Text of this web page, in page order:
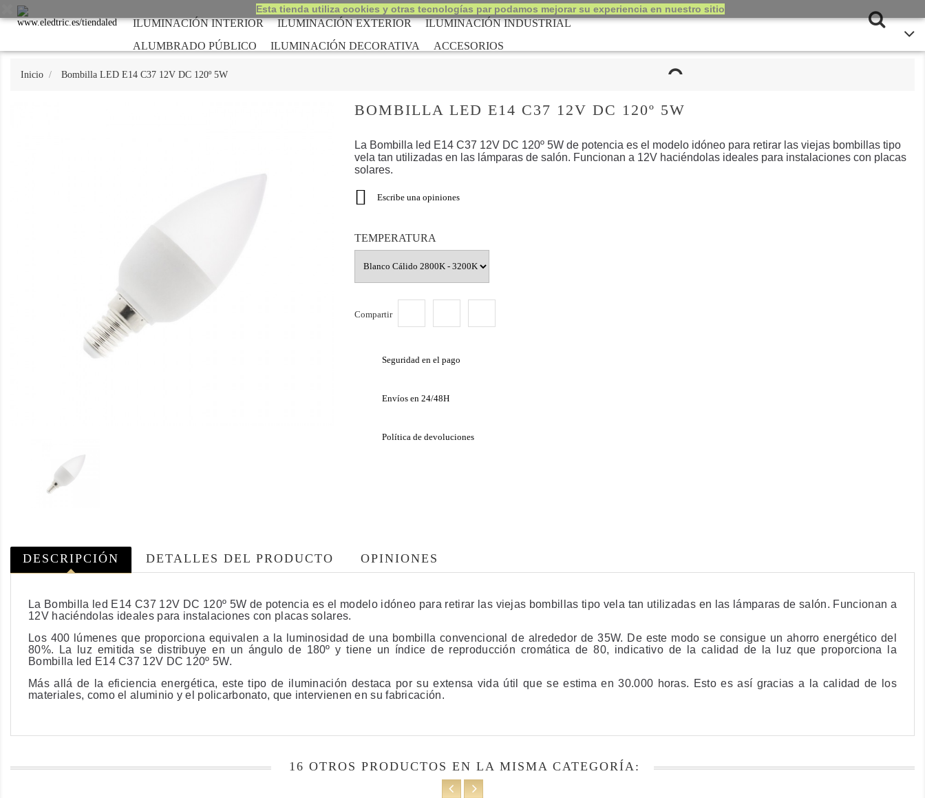
ILUMINACIÓN INTERIOR ILUMINACIÓN EXTERIOR
ILUMINACIÓN INDUSTRIAL
ALUMBRADO PÚBLICO
ILUMINACIÓN DECORATIVA ACCESORIOS
Inicio Bombilla LED E14 C37 12V DC 120º 5W
BOMBILLA LED E14 C37 12V DC 120º 5W
La Bombilla led E14 C37 12V DC 120º 5W de potencia es el modelo idóneo para retirar las viejas bombillas tipo
vela tan utilizadas en las lámparas de salón. Funcionan a 12V haciéndolas ideales para instalaciones con placas
solares.
 Escribe una opiniones
TEMPERATURA
Compartir
Seguridad en el pago
Envíos en 24/48H
Política de devoluciones
DESCRIPCIÓN DETALLES DEL PRODUCTO OPINIONES
La Bombilla led E14 C37 12V DC 120º 5W de potencia es el modelo idóneo para retirar las viejas bombillas tipo vela tan utilizadas en las lámparas de salón. Funcionan a
12V haciéndolas ideales para instalaciones con placas solares.
Los 400 lúmenes que proporciona equivalen a la luminosidad de una bombilla convencional de alrededor de 35W. De este modo se consigue un ahorro energético del
80%. La luz emitida se distribuye en un ángulo de 180º y tiene un índice de reproducción cromática de 80, indicativo de la calidad de la luz que proporciona la
Bombilla led E14 C37 12V DC 120º 5W.
Más allá de la eficiencia energética, este tipo de iluminación destaca por su extensa vida útil que se estima en 30.000 horas. Esto es así gracias a la calidad de los
materiales, como el aluminio y el policarbonato, que intervienen en su fabricación.
16 OTROS PRODUCTOS EN LA MISMA CATEGORÍA:
Esta tienda utiliza cookies y otras tecnologías par podamos mejorar su experiencia en nuestro sitio